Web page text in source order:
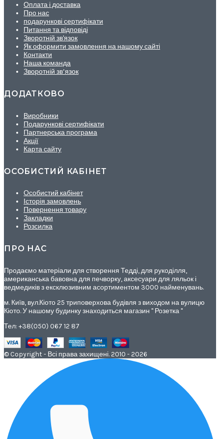
Оплата і доставка
Про нас
подарункові сертифікати
Питання та відповіді
Зворотній зв'язок
Як оформити замовлення на нашому сайті
Контакти
Наша команда
Зворотній зв’язок
ДОДАТКОВО
Виробники
Подарункові сертифікати
Партнерська програма
Акції
Карта сайту
ОСОБИСТИЙ КАБІНЕТ
Особистий кабінет
Історія замовлень
Повернення товару
Закладки
Розсилка
ПРО НАС
Продаємо матеріали для створення Тедді, для рукоділля,
американська бавовна для печворку, аксесуари для ляльок і
ведмедиків з ексклюзивним асортиментом 3000 найменувань.
м. Київ, вул.Кіото 25 триповерхова будівля з виходом на вулицю
Кіото. У нашому будинку знаходиться магазин " Розетка "
Тел: +38(050) 067 12 87
© Copyright - Всі права захищені. 2010 - 2026